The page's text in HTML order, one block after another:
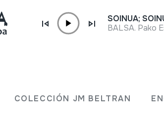
COLECCIÓN JM BELTRAN